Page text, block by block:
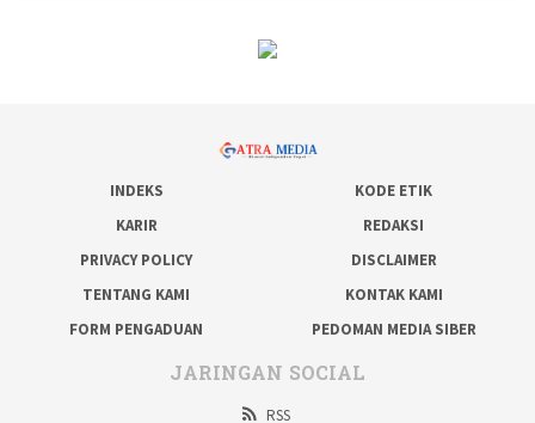
INDEKS
KODE ETIK
KARIR
REDAKSI
PRIVACY POLICY
DISCLAIMER
TENTANG KAMI
KONTAK KAMI
FORM PENGADUAN
PEDOMAN MEDIA SIBER
JARINGAN SOCIAL
RSS